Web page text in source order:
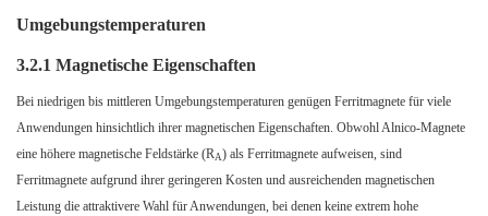
Umgebungstemperaturen
3.2.1 Magnetische Eigenschaften
Bei niedrigen bis mittleren Umgebungstemperaturen genügen Ferritmagnete für viele
Anwendungen hinsichtlich ihrer magnetischen Eigenschaften. Obwohl Alnico-Magnete
eine höhere magnetische Feldstärke (RA) als Ferritmagnete aufweisen, sind
Ferritmagnete aufgrund ihrer geringeren Kosten und ausreichenden magnetischen
Leistung die attraktivere Wahl für Anwendungen, bei denen keine extrem hohe